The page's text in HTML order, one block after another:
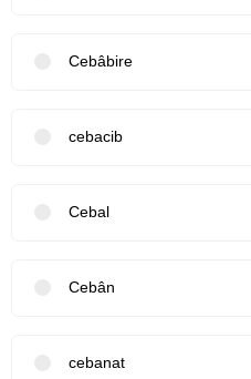
Cebâbire
cebacib
Cebal
Cebân
cebanat